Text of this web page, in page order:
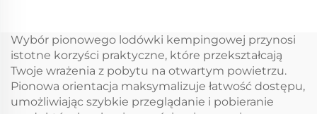
na zewnątrz
wędkowanie domek
namiot przenośny
chłodziarka cena
fabryczna 52L
Wbudowana lodówka
samochodowa 20L Dc
Mini lodówka
szufladowa
Wybór pionowego lodówki kempingowej przynosi
istotne korzyści praktyczne, które przekształcają
Twoje wrażenia z pobytu na otwartym powietrzu.
Pionowa orientacja maksymalizuje łatwość dostępu,
umożliwiając szybkie przeglądanie i pobieranie